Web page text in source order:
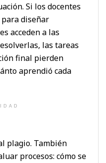
Si los docentes
diseñar
acceden a las
las tareas
final pierden
aprendió cada
plagio. También
procesos: cómo se